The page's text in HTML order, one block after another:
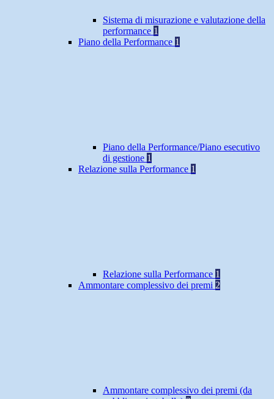
Sistema di misurazione e valutazione della
performance 1
Piano della Performance 1
Piano della Performance/Piano esecutivo
di gestione 1
Relazione sulla Performance 1
Relazione sulla Performance 1
Ammontare complessivo dei premi 2
Ammontare complessivo dei premi (da